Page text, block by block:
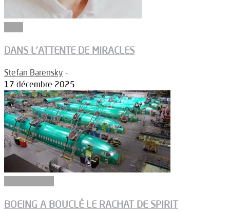
DANS L’ATTENTE DE MIRACLES
Stefan Barensky -
17 décembre 2025
BOEING A BOUCLÉ LE RACHAT DE SPIRIT